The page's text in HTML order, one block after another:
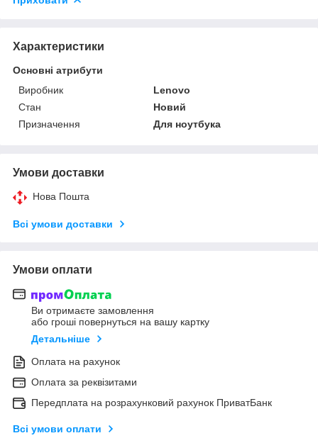
Характеристики
Основні атрибути
Виробник
Lenovo
Стан
Новий
Призначення
Для ноутбука
Умови доставки
Нова Пошта
Всі умови доставки
Умови оплати
Ви отримаєте замовлення
або гроші повернуться на вашу картку
Детальніше
Оплата на рахунок
Оплата за реквізитами
Передплата на розрахунковий рахунок ПриватБанк
Всі умови оплати